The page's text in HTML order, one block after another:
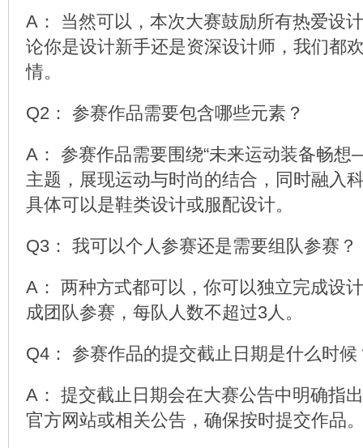
A： 当然可以，本次大赛鼓励所有热爱设
论你是设计新手还是资深设计师，我们都
情。
Q2： 参赛作品需要包含哪些元素？
A： 参赛作品需要围绕“未来运动装备畅
主题，展现运动与时尚的结合，同时融入
具体可以是鞋类设计或服配设计。
Q3： 我可以个人参赛还是需要组队参赛？
A： 两种方式都可以，你可以独立完成设
成团队参赛，每队人数不超过3人。
Q4： 参赛作品的提交截止日期是什么时候
A： 提交截止日期会在大赛公告中明确指
官方网站或相关公告，确保按时提交作品